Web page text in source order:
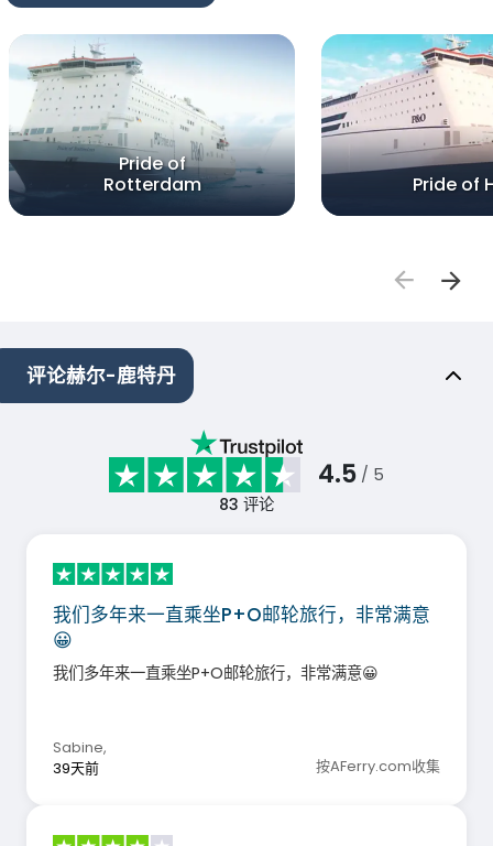
Pride of
Rotterdam
Pride of
评论赫尔-鹿特丹
4.5 / 5
83 评论
我们多年来一直乘坐P+O邮轮旅行，非常满意
😀
我们多年来一直乘坐P+O邮轮旅行，非常满意😀
Sabine,
39天前
按AFerry.com收集